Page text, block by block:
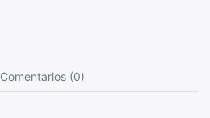
Comentarios (0)